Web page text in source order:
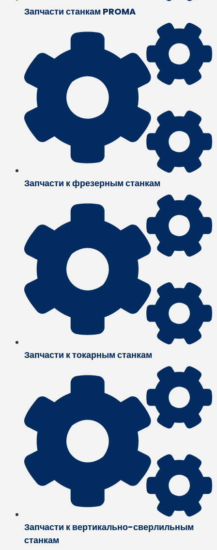
Запчасти станкам PROMA
Запчасти к фрезерным станкам
Запчасти к токарным станкам
Запчасти к вертикально-сверлильным
станкам